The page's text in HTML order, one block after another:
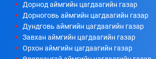
Дорнод аймгийн цагдаагийн газар
Дорноговь аймгийн цагдаагийн газар
Дундговь аймгийн цагдаагийн газар
Завхан аймгийн цагдаагийн газар
Орхон аймгийн цагдаагийн газар